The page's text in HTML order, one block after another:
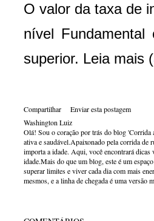
O valor da taxa de
nível
superior. Leia mais (
Compartilhar
Enviar esta postagem
Washington Luiz
Olá! Sou o coração por trás do blog 'Corrida
ativa e saudável.Apaixonado pela corrida de
importa a idade. Aqui, você encontrará
idade.Mais do que um blog, este é um
superar limites e viver cada dia com mais
mesmos, e a linha de chegada é uma versão